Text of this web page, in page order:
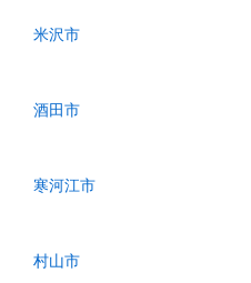
米沢市
酒田市
寒河江市
村山市